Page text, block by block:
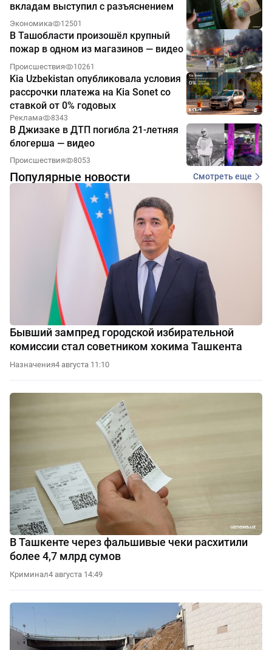
вкладам выступил с разъяснением
Экономика 12501
В Ташобласти произошёл крупный
пожар в одном из магазинов — видео
Происшествия 10261
Kia Uzbekistan опубликовала условия
рассрочки платежа на Kia Sonet со
ставкой от 0% годовых
Реклама 8343
В Джизаке в ДТП погибла 21-летняя
блогерша — видео
Происшествия 8053
Популярные новости Смотреть еще
Бывший зампред городской избирательной
комиссии стал советником хокима Ташкента
Назначения4 августа 11:10
В Ташкенте через фальшивые чеки расхитили
более 4,7 млрд сумов
Криминал4 августа 14:49